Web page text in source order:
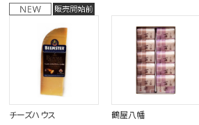
チーズハウス
鶴屋八幡